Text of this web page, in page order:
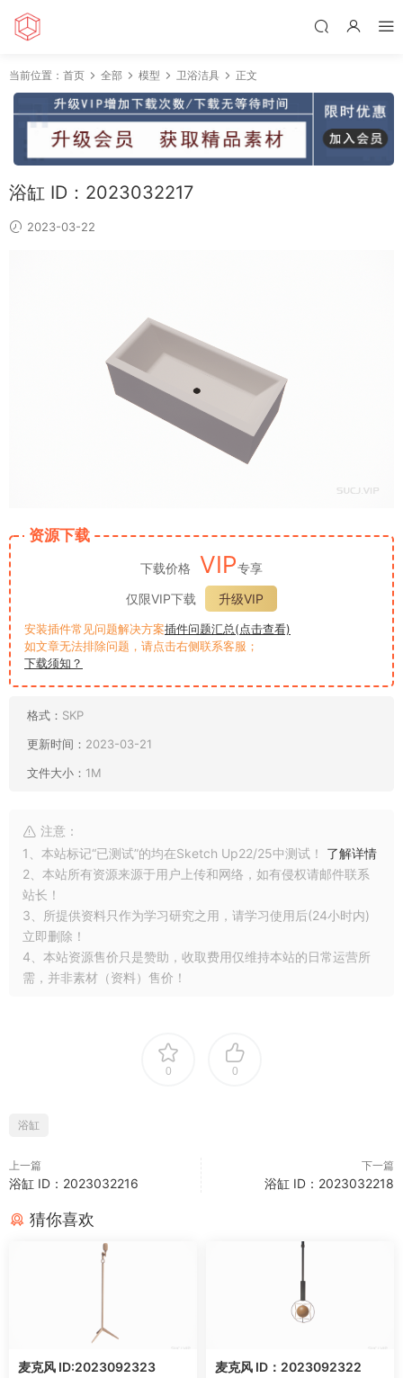
当前位置： 首页 全部 模型 卫浴洁具 正文
浴缸 ID：2023032217
2023-03-22
资源下载
下载价格 VIP专享
仅限VIP下载
升级VIP
安装插件常见问题解决方案插件问题汇总(点击查看)
如文章无法排除问题，请点击右侧联系客服；
下载须知？
格式： SKP
更新时间： 2023-03-21
文件大小： 1M
注意：
1、本站标记“已测试”的均在Sketch Up22/25中测试！ 了解详情
2、本站所有资源来源于用户上传和网络，如有侵权请邮件联系
站长！
3、所提供资料只作为学习研究之用，请学习使用后(24小时内)
立即删除！
4、本站资源售价只是赞助，收取费用仅维持本站的日常运营所
需，并非素材（资料）售价！
0 0
浴缸
上一篇
浴缸 ID：2023032216
下一篇
浴缸 ID：2023032218
猜你喜欢
麦克风 ID:2023092323 麦克风 ID：2023092322